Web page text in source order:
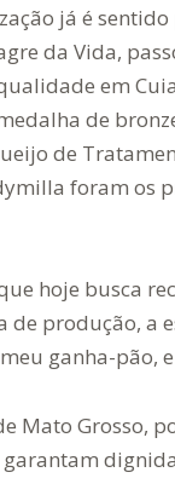
já é
da Vida,
em
de
de
foram os
hoje busca
produção, a
ganha-pão,
Mato Grosso,